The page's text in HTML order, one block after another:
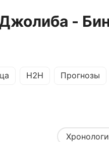
-
H2H Прогнозы